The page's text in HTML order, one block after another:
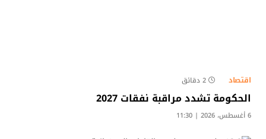
اقتصاد 2 دقائق
الحكومة تشدد مراقبة نفقات 2027
6 أغسطس، 2026 | 11:30